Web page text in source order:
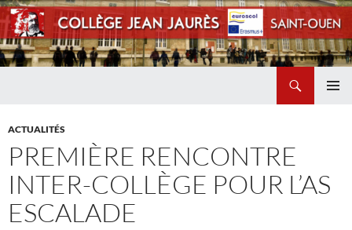
CONTENU
ACTUALITÉS
PREMIÈRE RENCONTRE
INTER-COLLÈGE POUR L’AS
ESCALADE